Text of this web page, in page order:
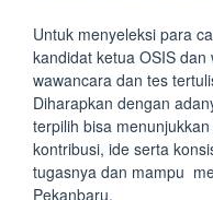
Untuk menyeleksi para
kandidat ketua OSIS
wawancara dan tes
Diharapkan dengan
terpilih bisa
kontribusi, ide serta
tugasnya dan mampu
Pekanbaru.